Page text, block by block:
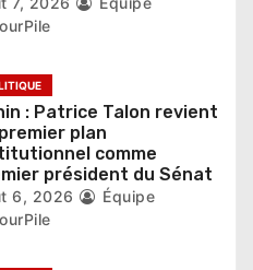
: Patrice Talon revient
plan
comme
président du Sénat
6, 2026
Équipe